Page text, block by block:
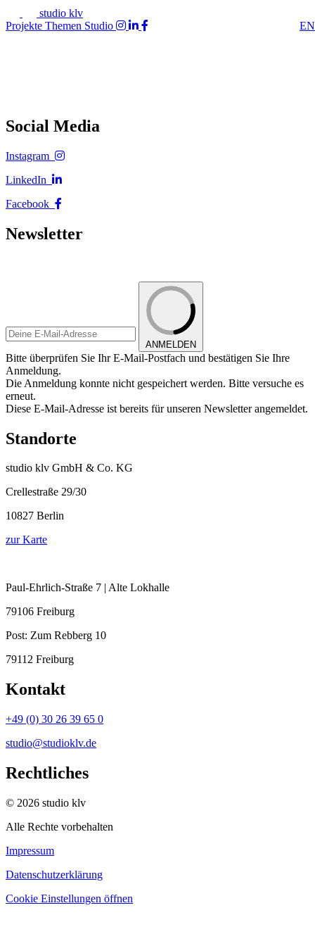
studio klv
Projekte Themen Studio EN
Social Media
Instagram
LinkedIn
Facebook
Newsletter
ANMELDEN
Bitte überprüfen Sie Ihr E-Mail-Postfach und bestätigen Sie Ihre
Anmeldung.
Die Anmeldung konnte nicht gespeichert werden. Bitte versuche es
erneut.
Diese E-Mail-Adresse ist bereits für unseren Newsletter angemeldet.
Standorte
studio klv GmbH & Co. KG
Crellestraße 29/30
10827 Berlin
zur Karte
Paul-Ehrlich-Straße 7 | Alte Lokhalle
79106 Freiburg
Post: Zum Rebberg 10
79112 Freiburg
Kontakt
+49 (0) 30 26 39 65 0
studio@studioklv.de
Rechtliches
© 2026 studio klv
Alle Rechte vorbehalten
Impressum
Datenschutzerklärung
Cookie Einstellungen öffnen